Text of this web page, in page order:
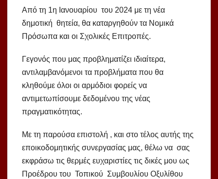
Από τη 1η Ιανουαρίου του 2024 με τη νέα
δημοτική θητεία, θα καταργηθούν τα Νομικά
Πρόσωπα και οι Σχολικές Επιτροπές.
Γεγονός που μας προβληματίζει ιδιαίτερα,
αντιλαμβανόμενοι τα προβλήματα που θα
κληθούμε όλοι οι αρμόδιοι φορείς να
αντιμετωπίσουμε δεδομένου της νέας
πραγματικότητας.
Με τη παρούσα επιστολή , και στο τέλος αυτής της
εποικοδομητικής συνεργασίας μας, θέλω να σας
εκφράσω τις θερμές ευχαριστίες τις δικές μου ως
Προέδρου του Τοπικού Συμβουλίου Οξυλίθου